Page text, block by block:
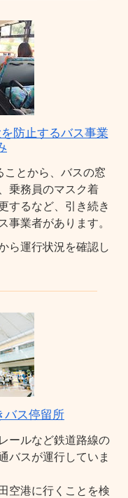
防止するバス事業
とから、バスの窓
乗務員のマスク着
するなど、引き続き
事業者があります。
ら運行状況を確認し
バス停留所
ールなど鉄道路線の
バスが運行していま
空港に行くことを検